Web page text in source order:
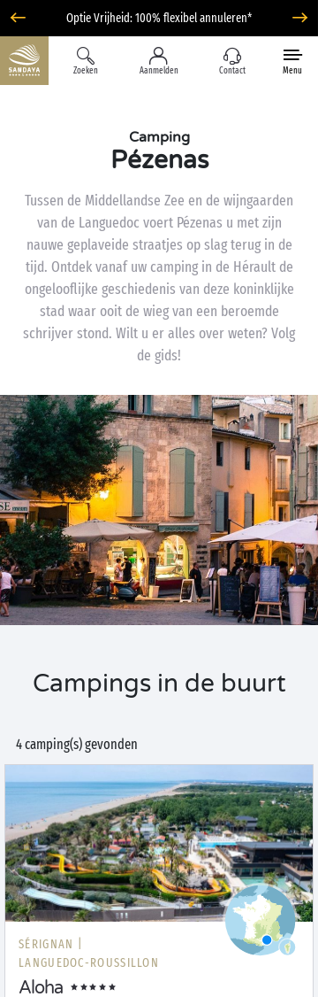
Optie Vrijheid: 100% flexibel annuleren*
Zoeken Aanmelden Contact Menu
Camping
Pézenas
Tussen de Middellandse Zee en de wijngaarden
van de Languedoc voert Pézenas u met zijn
nauwe geplaveide straatjes op slag terug in de
tijd. Ontdek vanaf uw camping in de Hérault de
ongelooflijke geschiedenis van deze koninklijke
stad waar ooit de wieg van een beroemde
schrijver stond. Wilt u er alles over weten? Volg
de gids!
Campings in de buurt
4 camping(s) gevonden
SÉRIGNAN |
LANGUEDOC-ROUSSILLON
Aloha